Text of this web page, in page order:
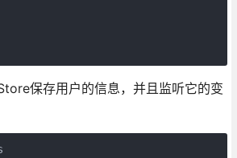
保存用户的信息，并且监听它的变